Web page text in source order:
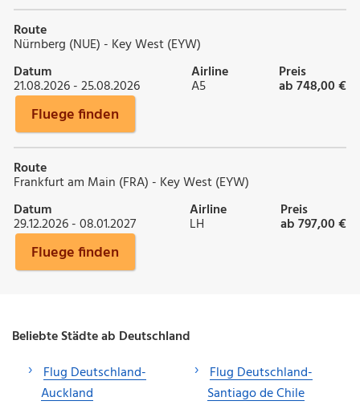
Route
Nürnberg (NUE) - Key West (EYW)
Datum
21.08.2026 - 25.08.2026
Airline
A5
Preis
ab 748,00 €
Fluege finden
Route
Frankfurt am Main (FRA) - Key West (EYW)
Datum
29.12.2026 - 08.01.2027
Airline
LH
Preis
ab 797,00 €
Fluege finden
Beliebte Städte ab Deutschland
Flug Deutschland-
Auckland
Flug Deutschland-
Santiago de Chile